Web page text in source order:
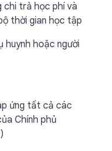
chi trả học phí và
thời gian học tập
huynh hoặc người
ứng tất cả các
Chính phủ